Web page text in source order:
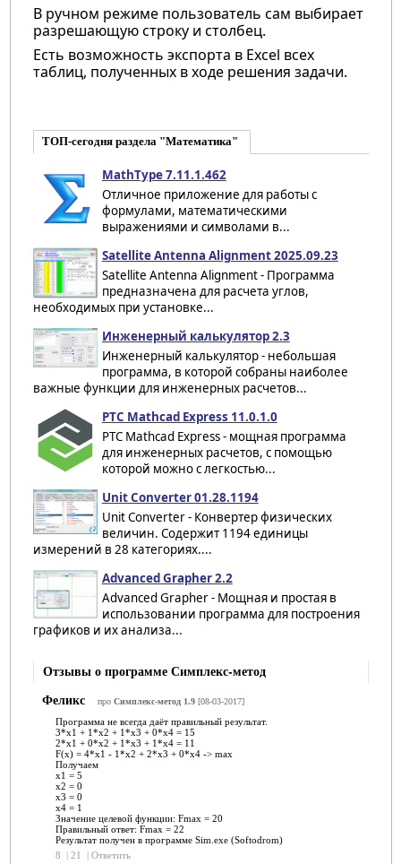
В ручном режиме пользователь сам выбирает
разрешающую строку и столбец.
Есть возможность экспорта в Excel всех
таблиц, полученных в ходе решения задачи.
ТОП-сегодня раздела "Математика"
MathType 7.11.1.462
Отличное приложение для работы с
формулами, математическими
выражениями и символами в...
Satellite Antenna Alignment 2025.09.23
Satellite Antenna Alignment - Программа
предназначена для расчета углов,
необходимых при установке...
Инженерный калькулятор 2.3
Инженерный калькулятор - небольшая
программа, в которой собраны наиболее
важные функции для инженерных расчетов...
PTC Mathcad Express 11.0.1.0
PTC Mathcad Express - мощная программа
для инженерных расчетов, с помощью
которой можно с легкостью...
Unit Converter 01.28.1194
Unit Converter - Конвертер физических
величин. Cодержит 1194 единицы
измерений в 28 категориях....
Advanced Grapher 2.2
Advanced Grapher - Мощная и простая в
использовании программа для построения
графиков и их анализа...
Отзывы о программе Симплекс-метод
Феликс
про Симплекс-метод 1.9[08-03-2017]
Программа не всегда даёт правильный результат.
3*x1 + 1*x2 + 1*x3 + 0*x4 = 15
2*x1 + 0*x2 + 1*x3 + 1*x4 = 11
F(x) = 4*x1 - 1*x2 + 2*x3 + 0*x4 -> max
Получаем
x1 = 5
x2 = 0
x3 = 0
x4 = 1
Значение целевой функции: Fmax = 20
Правильный ответ: Fmax = 22
Результат получен в программе Sim.exe (Softodrom)
8
21 Ответить